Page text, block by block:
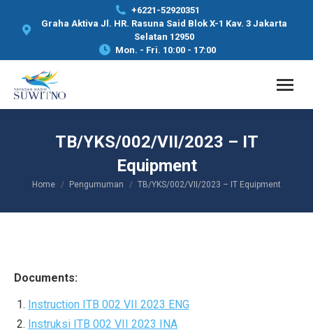
+6221-52920351
Graha Aktiva Jl. HR. Rasuna Said Blok X-1 Kav. 3 Jakarta
Selatan 12950
Mon. - Fri. 10:00 - 17:00
TB/YKS/002/VII/2023 – IT
Equipment
You are here:
Home Pengumuman TB/YKS/002/VII/2023 – IT Equipment
Documents:
Instruction ITB 002 VII 2023 ENG
Instruksi ITB 002 VII 2023 INA